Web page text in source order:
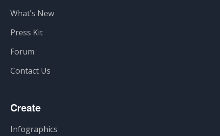
What’s New
Press Kit
Forum
Contact Us
Create
Infographics